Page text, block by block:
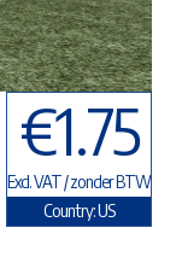
€1.75
Excl. VAT / zonder BTW
Country: US